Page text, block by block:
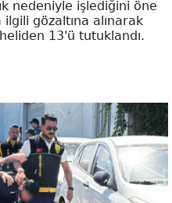
nedeniyle işlediğini öne
gözaltına alınarak
13'ü tutuklandı.